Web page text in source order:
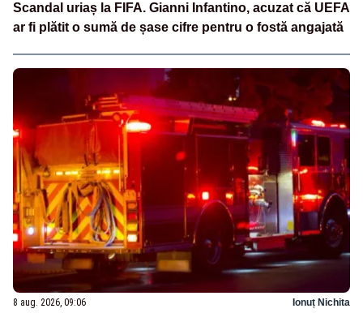
Scandal uriaș la FIFA. Gianni Infantino, acuzat că UEFA
ar fi plătit o sumă de șase cifre pentru o fostă angajată
8 aug. 2026, 09:06 Ionuț Nichita